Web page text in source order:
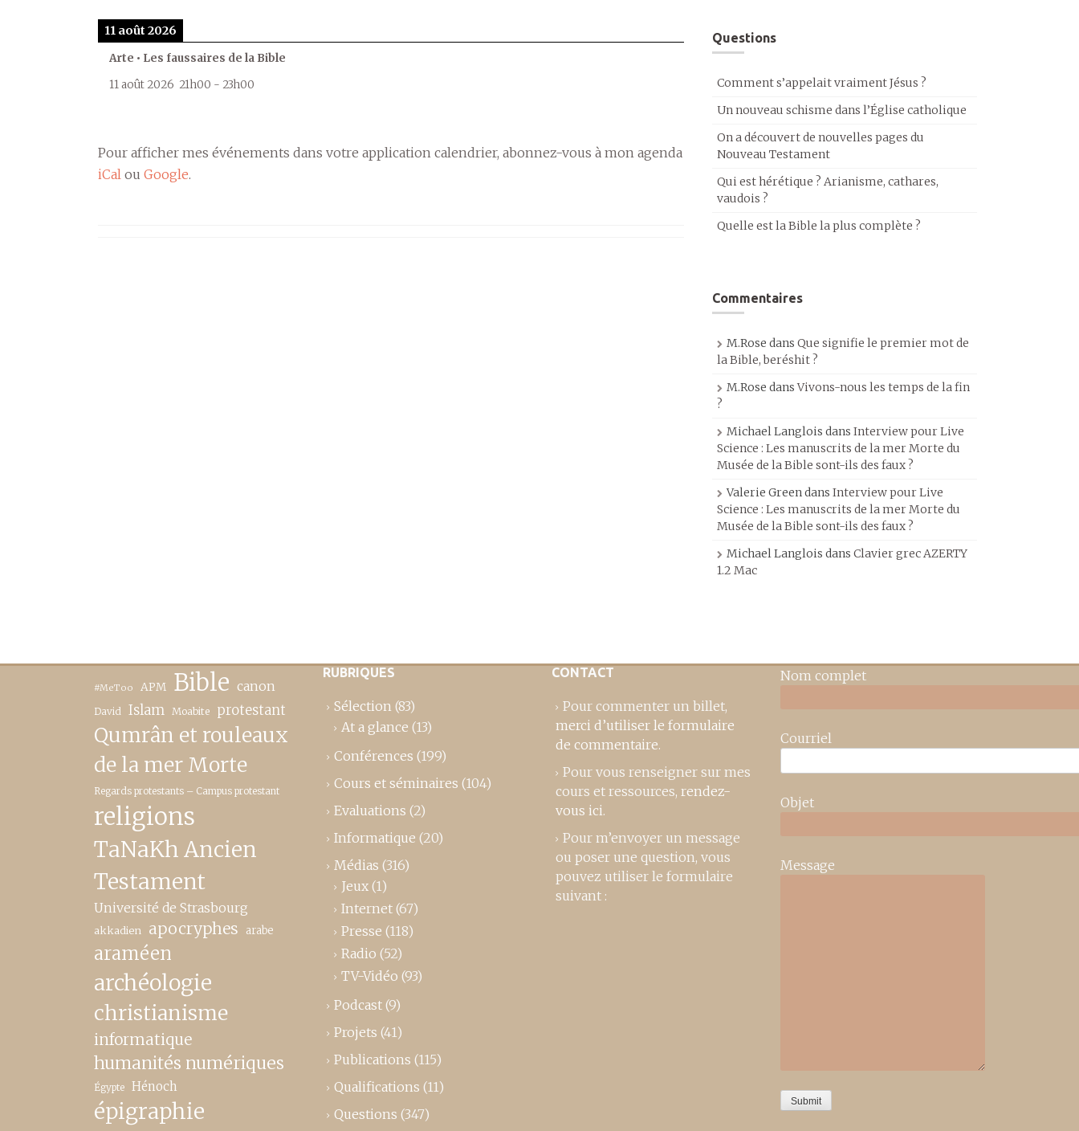
11 août 2026
Arte • Les faussaires de la Bible
11 août 2026 21h00 - 23h00
Pour afficher mes événements dans votre application calendrier, abonnez-vous à mon agenda
iCal ou Google.
Questions
Comment s’appelait vraiment Jésus ?
Un nouveau schisme dans l’Église catholique
On a découvert de nouvelles pages du
Nouveau Testament
Qui est hérétique ? Arianisme, cathares,
vaudois ?
Quelle est la Bible la plus complète ?
Commentaires
M.Rose dans Que signifie le premier mot de
la Bible, beréshit ?
M.Rose dansVivons-nous les temps de la fin
?
Michael Langlois dans Interview pour Live
Science : Les manuscrits de la mer Morte du
Musée de la Bible sont-ils des faux ?
Valerie Greendans Interview pour Live
Science : Les manuscrits de la mer Morte du
Musée de la Bible sont-ils des faux ?
Michael Langlois dans Clavier grec AZERTY
1.2 Mac
#MeToo APM Bible canon
David Islam Moabite protestant
Qumrân et rouleaux
de la mer Morte
Regards protestants – Campus protestant
religions
TaNaKh Ancien
Testament
Université de Strasbourg
akkadien apocryphes arabe
araméen
archéologie
christianisme
informatique
humanités numériques
Égypte Hénoch
épigraphie
RUBRIQUES
Sélection (83)
At a glance (13)
Conférences (199)
Cours et séminaires (104)
Evaluations (2)
Informatique (20)
Médias (316)
Jeux (1)
Internet (67)
Presse (118)
Radio (52)
TV-Vidéo (93)
Podcast (9)
Projets (41)
Publications (115)
Qualifications (11)
Questions (347)
CONTACT
Pour commenter un billet,
merci d’utiliser le formulaire
de commentaire.
Pour vous renseigner sur mes
cours et ressources, rendez-
vous ici.
Pour m’envoyer un message
ou poser une question, vous
pouvez utiliser le formulaire
suivant :
Nom complet
Courriel
Objet
Message